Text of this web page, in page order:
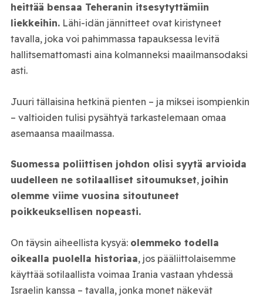
heittää bensaa Teheranin itsesytyttämiin
liekkeihin.Lähi-idän jännitteet ovat kiristyneet
tavalla, joka voi pahimmassa tapauksessa levitä
hallitsemattomasti aina kolmanneksi maailmansodaksi
asti.
Juuri tällaisina hetkinä pienten – ja miksei isompienkin
– valtioiden tulisi pysähtyä tarkastelemaan omaa
asemaansa maailmassa.
Suomessa poliittisen johdon olisi syytä arvioida
uudelleen ne sotilaalliset sitoumukset, joihin
olemme viime vuosina sitoutuneet
poikkeuksellisen nopeasti.
On täysin aiheellista kysyä: olemmeko todella
oikealla puolella historiaa, jos pääliittolaisemme
käyttää sotilaallista voimaa Irania vastaan yhdessä
Israelin kanssa – tavalla, jonka monet näkevät